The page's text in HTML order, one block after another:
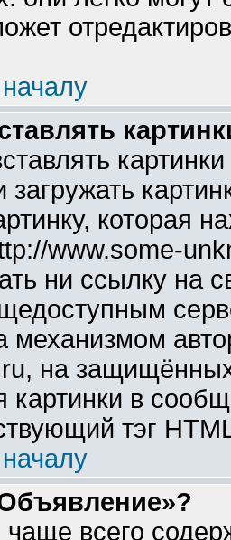
загружать
которая
www.some-
ни ссылку на
механизмом
на
картинки в
тэг
всего